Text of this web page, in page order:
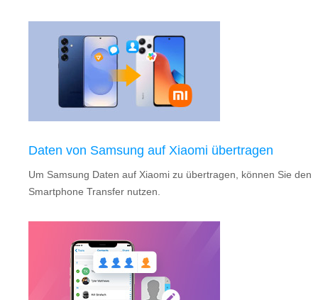
Daten von Samsung auf Xiaomi übertragen
Um Samsung Daten auf Xiaomi zu übertragen, können Sie den
Smartphone Transfer nutzen.